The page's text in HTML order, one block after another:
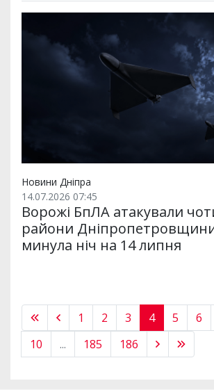
Новини Дніпра
14.07.2026 07:45
Ворожі БпЛА атакували
райони
минула ніч на 14 липня
1 2 3 4 5 6
10
... 185 186